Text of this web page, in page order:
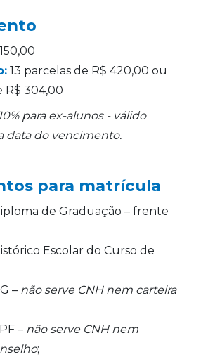
13 parcelas de R$ 420,00 ou
R$ 304,00
para ex-alunos - válido
data do vencimento.
para matrícula
de Graduação – frente
Escolar do Curso de
– não serve CNH nem carteira
– não serve CNH nem
;